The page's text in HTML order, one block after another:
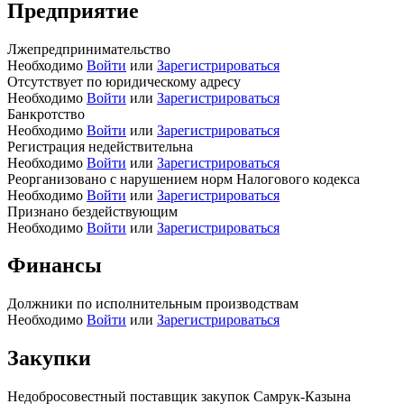
Предприятие
Лжепредпринимательство
Необходимо Войти или Зарегистрироваться
Отсутствует по юридическому адресу
Необходимо Войти или Зарегистрироваться
Банкротство
Необходимо Войти или Зарегистрироваться
Регистрация недействительна
Необходимо Войти или Зарегистрироваться
Реорганизовано с нарушением норм Налогового кодекса
Необходимо Войти или Зарегистрироваться
Признано бездействующим
Необходимо Войти или Зарегистрироваться
Финансы
Должники по исполнительным производствам
Необходимо Войти или Зарегистрироваться
Закупки
Недобросовестный поставщик закупок Самрук-Казына